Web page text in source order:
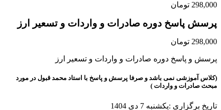
298,000 تومان
پرسش پاسخ دوره صادرات و واردات و تسعیر ارز
298,000 تومان
پرسش و پاسخ دوره صادرات و واردات و تسعیر ارز
(کلاس آموزشی نمی باشد و صرفا پرسش و پاسخ با استاد محمد قبول در مورد
مبحث صادرات و واردات )
تاریخ برگزاری :یکشنبه 7 دی 1404